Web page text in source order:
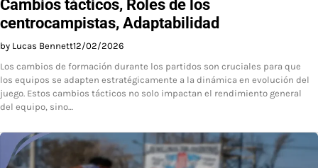
Cambios tácticos, Roles de los
centrocampistas, Adaptabilidad
by Lucas Bennett12/02/2026
Los cambios de formación durante los partidos son cruciales para que
los equipos se adapten estratégicamente a la dinámica en evolución del
juego. Estos cambios tácticos no solo impactan el rendimiento general
del equipo, sino…